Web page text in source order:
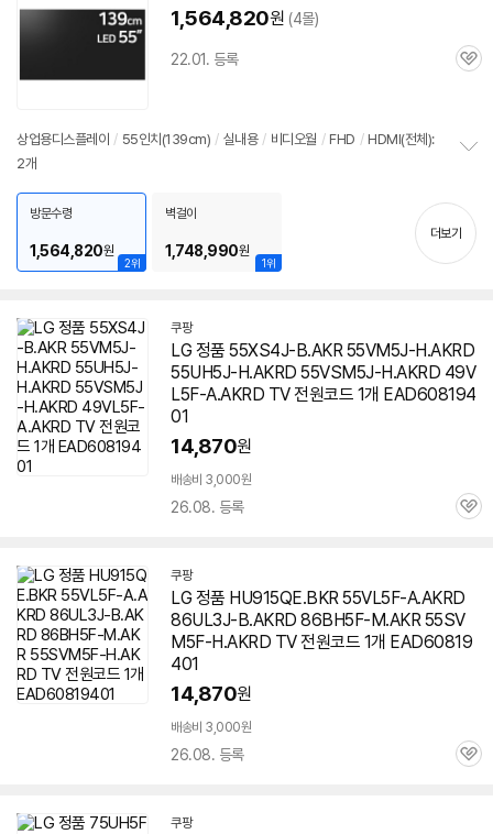
1,564,820원 (4몰)
22.01. 등록
관
상업용디스플레이 / 55인치(139cm) / 실내용 / 비디오월 / FHD / HDMI(전체):
2개
치
기
2위
방문수령
1,564,820원
1위
벽걸이
1,748,990원
더보기
쿠팡
LG 정품 55XS4J-B.AKR 55VM5J-H.AKRD
55UH5J-H.AKRD 55VSM5J-H.AKRD 49V
L5F-A.AKRD TV 전원코드 1개 EAD608194
01
14,870원
배송비 3,000원
26.08. 등록
관
쿠팡
LG 정품 HU915QE.BKR 55VL5F-A.AKRD
86UL3J-B.AKRD 86BH5F-M.AKR 55SV
M5F-H.AKRD TV 전원코드 1개 EAD60819
401
14,870원
배송비 3,000원
26.08. 등록
관
쿠팡